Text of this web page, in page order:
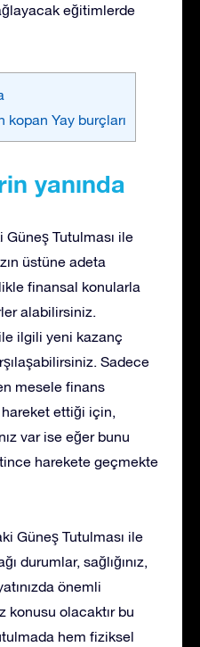
eğitimlerde
kopan Yay burçları
yanında
Güneş Tutulması ile
üstüne adeta
finansal konularla
alabilirsiniz.
ile ilgili yeni kazanç
Sadece
mesele finans
hareket ettiği için,
var ise eğer bunu
harekete geçmekte
Güneş Tutulması ile
durumlar, sağlığınız,
önemli
konusu olacaktır bu
hem fiziksel